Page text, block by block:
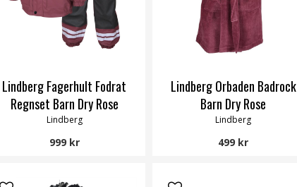
Lindberg Fagerhult Fodrat
Regnset Barn Dry Rose
Lindberg
999 kr
Lindberg Orbaden Badrock
Barn Dry Rose
Lindberg
499 kr